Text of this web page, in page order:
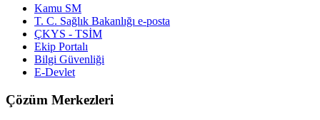
Kamu SM
T. C. Sağlık Bakanlığı e-posta
ÇKYS - TSİM
Ekip Portalı
Bilgi Güvenliği
E-Devlet
Çözüm Merkezleri